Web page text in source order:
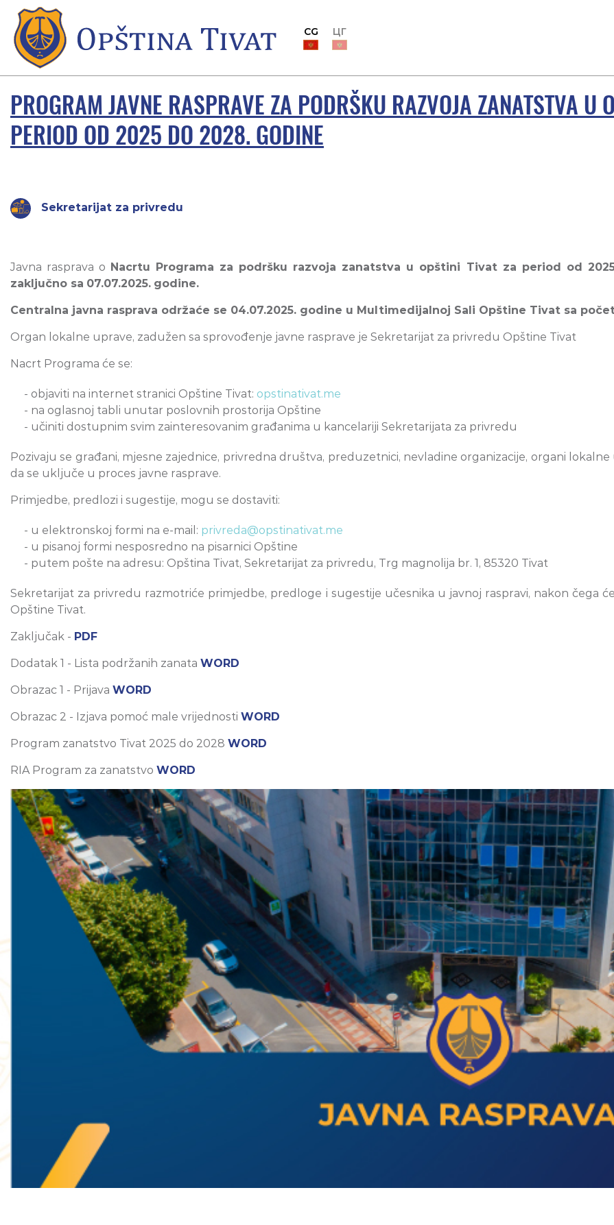
CG ЦГ
PROGRAM JAVNE RASPRAVE ZA PODRŠKU RAZVOJA ZANATSTVA U
PERIOD OD 2025 DO 2028. GODINE
Sekretarijat za privredu
Javna rasprava o Nacrtu Programa za podršku razvoja zanatstva u opštini Tivat za period od
zaključno sa 07.07.2025. godine.
Centralna javna rasprava održaće se 04.07.2025. godine u Multimedijalnoj Sali Opštine Tivat sa
Organ lokalne uprave, zadužen sa sprovođenje javne rasprave je Sekretarijat za privredu Opštine Tivat
Nacrt Programa će se:
- objaviti na internet stranici Opštine Tivat: opstinativat.me
- na oglasnoj tabli unutar poslovnih prostorija Opštine
- učiniti dostupnim svim zainteresovanim građanima u kancelariji Sekretarijata za privredu
Pozivaju se građani, mjesne zajednice, privredna društva, preduzetnici, nevladine organizacije, organi
da se uključe u proces javne rasprave.
Primjedbe, predlozi i sugestije, mogu se dostaviti:
- u elektronskoj formi na e-mail: privreda@opstinativat.me
- u pisanoj formi nesposredno na pisarnici Opštine
- putem pošte na adresu: Opština Tivat, Sekretarijat za privredu, Trg magnolija br. 1, 85320 Tivat
Sekretarijat za privredu razmotriće primjedbe, predloge i sugestije učesnika u javnoj raspravi, nakon čega
Opštine Tivat.
Zaključak - PDF
Dodatak 1 - Lista podržanih zanata WORD
Obrazac 1 - Prijava WORD
Obrazac 2 - Izjava pomoć male vrijednosti WORD
Program zanatstvo Tivat 2025 do 2028 WORD
RIA Program za zanatstvo WORD